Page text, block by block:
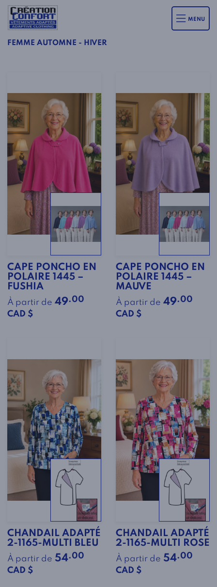
MENU
FEMME AUTOMNE - HIVER
CAPE PONCHO EN
POLAIRE 1445 –
FUSHIA
À partir de 49.00
CAD $
CAPE PONCHO EN
POLAIRE 1445 –
MAUVE
À partir de 49.00
CAD $
CHANDAIL ADAPTÉ
2-1165-MULTI BLEU
À partir de 54.00
CAD $
CHANDAIL ADAPTÉ
2-1165-MULTI ROSE
À partir de 54.00
CAD $